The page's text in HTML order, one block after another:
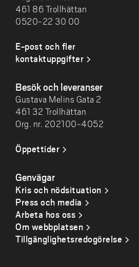
461 86 Trollhättan
0520-22 30 00
E-post och fler
kontaktuppgifter
Besök och leveranser
Gustava Melins Gata 2
461 32 Trollhättan
Org. nr. 202100-4052
Öppettider
Genvägar
Kris och nödsituation
Press och media
Arbeta hos oss
Om webbplatsen
Tillgänglighetsredogörelse